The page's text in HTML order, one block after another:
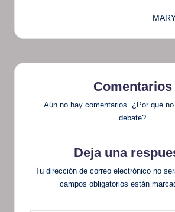
Comentarios
Aún no hay comentarios. ¿Por qué
debate?
Deja una
Tu dirección de correo electrónico no
campos obligatorios están